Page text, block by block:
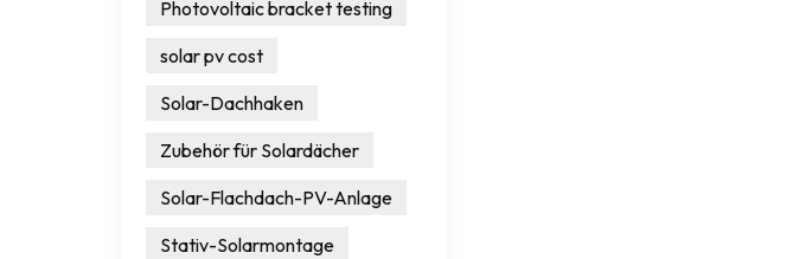
Photovoltaic bracket testing
solar pv cost
Solar-Dachhaken
Zubehör für Solardächer
Solar-Flachdach-PV-Anlage
Stativ-Solarmontage